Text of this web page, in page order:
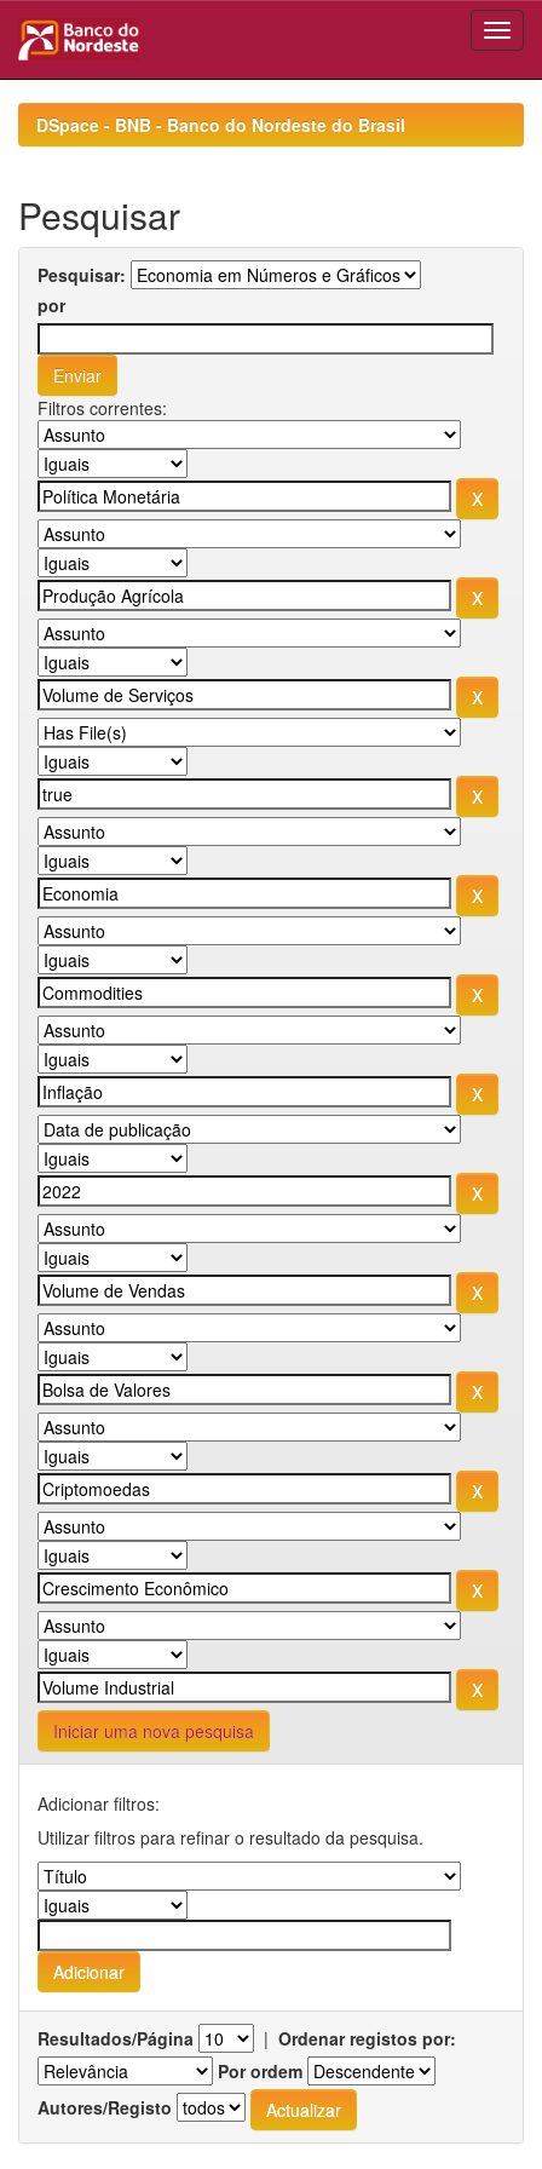
navigationDSpace - BNB - Banco do Nordeste do Brasil
Pesquisar
Pesquisar:
por
Filtros correntes:
Iniciar uma nova pesquisa
Adicionar filtros:
Utilizar filtros para refinar o resultado da pesquisa.
Resultados/Página | Ordenar registos por:
Por ordem
Autores/Registo